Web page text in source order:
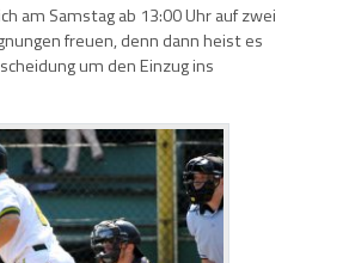
am Samstag ab 13:00 Uhr auf zwei
freuen, denn dann heist es
um den Einzug ins